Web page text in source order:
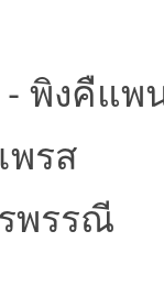
พิงคืแพ
พรส
พรรณี